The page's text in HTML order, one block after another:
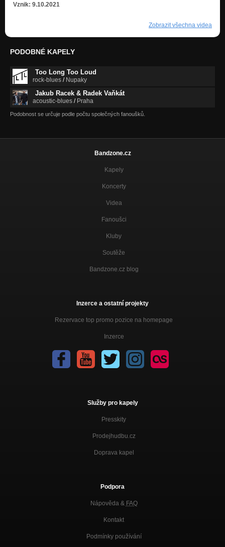
Vznik: 9.10.2021
Zobrazit všechna videa
PODOBNÉ KAPELY
Too Long Too Loud
rock-blues / Nupaky
Jakub Racek & Radek Vaňkát
acoustic-blues / Praha
Podobnost se určuje podle počtu společných fanoušků.
Bandzone.cz
Kapely
Koncerty
Videa
Fanoušci
Kluby
Soutěže
Bandzone.cz blog
Inzerce a ostatní projekty
Rezervace top promo pozice na homepage
Inzerce
Služby pro kapely
Presskity
Prodejhudbu.cz
Doprava kapel
Podpora
Nápověda & FAQ
Kontakt
Podmínky používání